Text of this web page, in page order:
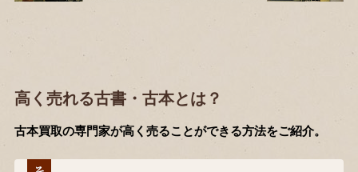
高く売れる古書・古本とは？
古本買取の専門家が高く売ることができる方法をご紹介。